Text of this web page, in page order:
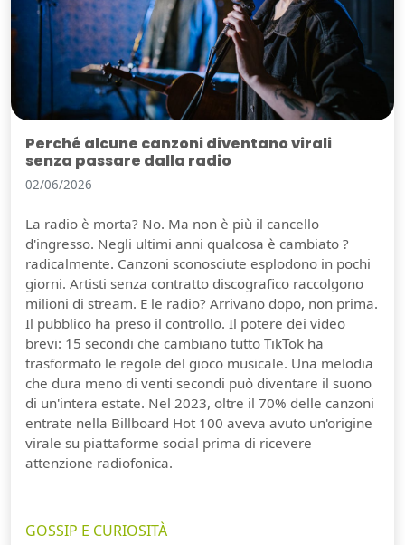
Perché alcune canzoni diventano virali
senza passare dalla radio
02/06/2026
La radio è morta? No. Ma non è più il cancello
d'ingresso. Negli ultimi anni qualcosa è cambiato ?
radicalmente. Canzoni sconosciute esplodono in pochi
giorni. Artisti senza contratto discografico raccolgono
milioni di stream. E le radio? Arrivano dopo, non prima.
Il pubblico ha preso il controllo. Il potere dei video
brevi: 15 secondi che cambiano tutto TikTok ha
trasformato le regole del gioco musicale. Una melodia
che dura meno di venti secondi può diventare il suono
di un'intera estate. Nel 2023, oltre il 70% delle canzoni
entrate nella Billboard Hot 100 aveva avuto un'origine
virale su piattaforme social prima di ricevere
attenzione radiofonica.
GOSSIP E CURIOSITÀ